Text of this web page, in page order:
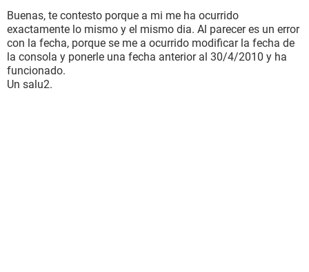
Buenas, te contesto porque a mi me ha ocurrido
exactamente lo mismo y el mismo dia. Al parecer es un error
con la fecha, porque se me a ocurrido modificar la fecha de
la consola y ponerle una fecha anterior al 30/4/2010 y ha
funcionado.
Un salu2.